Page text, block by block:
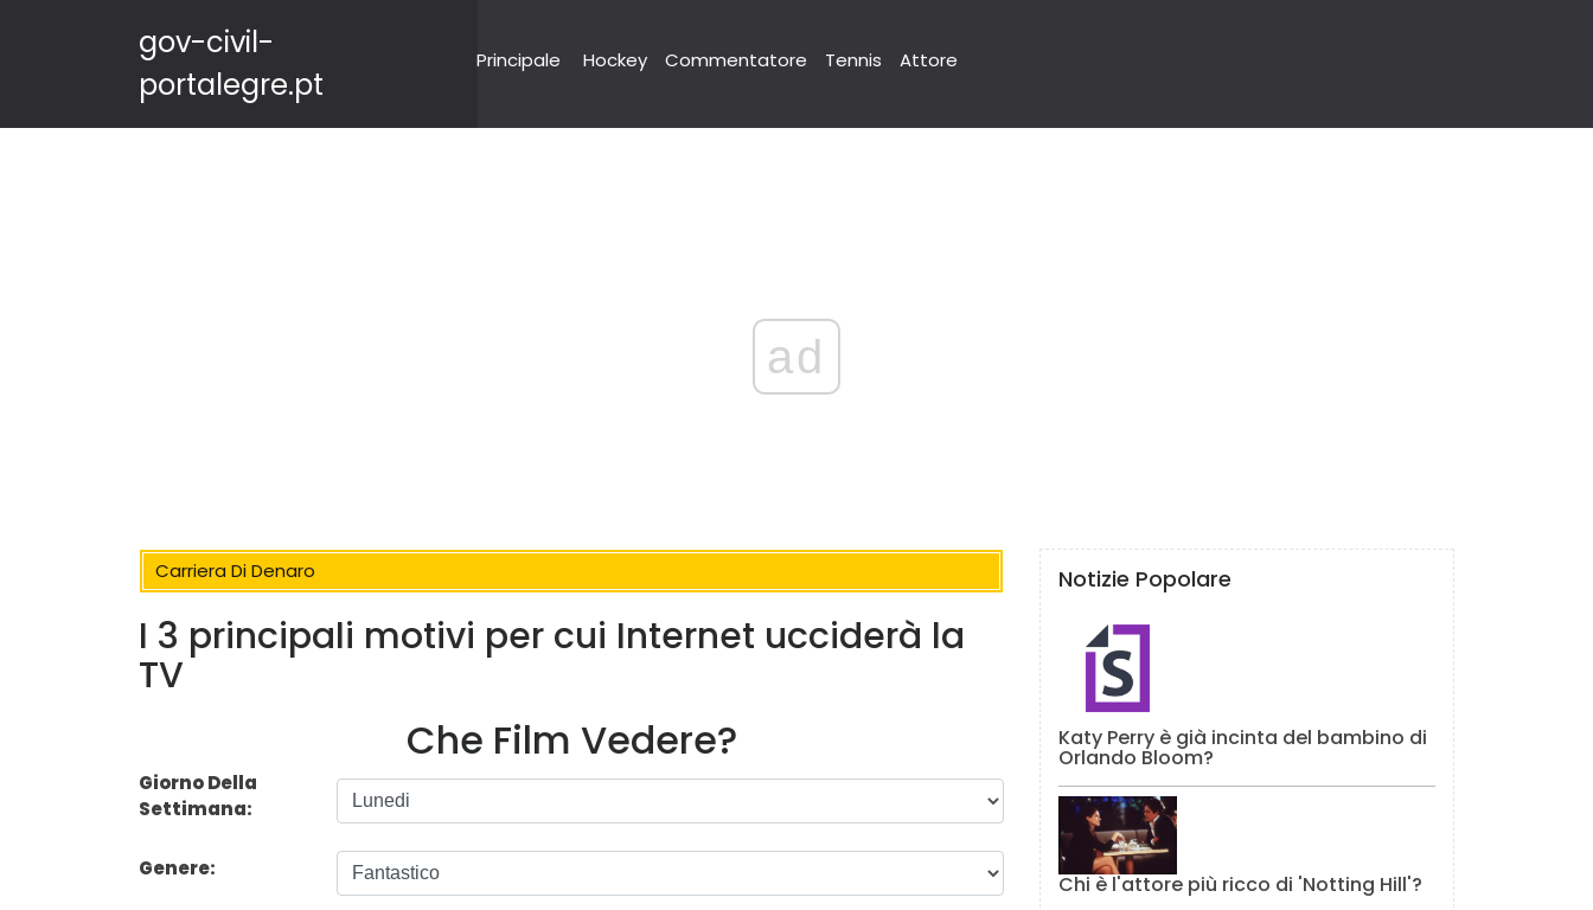
gov-civil-
portalegre.pt
Principale Hockey Commentatore Tennis Attore
ad
Carriera Di Denaro
I 3 principali motivi per cui Internet ucciderà la
TV
Che Film Vedere?
Giorno Della
Settimana:
Genere:
Notizie Popolare
Katy Perry è già incinta del bambino di
Orlando Bloom?
Chi è l'attore più ricco di 'Notting Hill'?